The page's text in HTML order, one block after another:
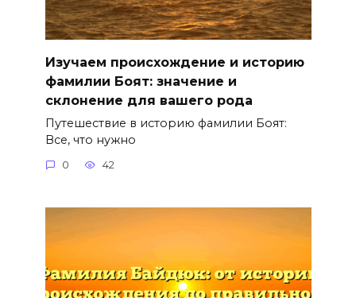
Изучаем происхождение и историю
фамилии Боят: значение и
склонение для вашего рода
Путешествие в историю фамилии Боят:
Все, что нужно
0 42